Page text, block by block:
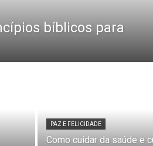
bíblicos para
PAZ E FELICIDADE
Como cuidar da saúde e